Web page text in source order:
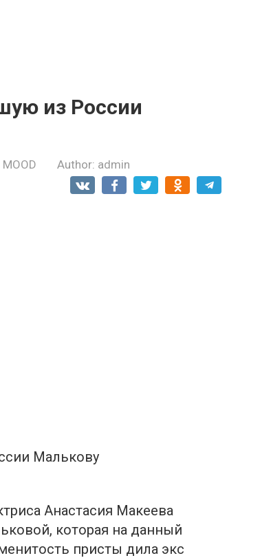
из России
MOOD Author: admin
Малькову
Анастасия Макеева
которая на данный
присты дила экс